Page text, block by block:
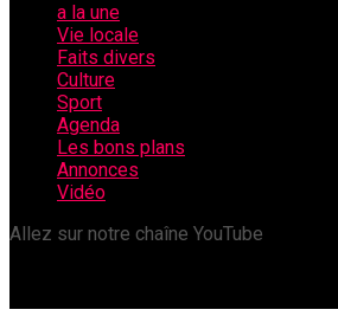
a la une
Vie locale
Faits divers
Culture
Sport
Agenda
Les bons plans
Annonces
Vidéo
Allez sur notre chaîne YouTube